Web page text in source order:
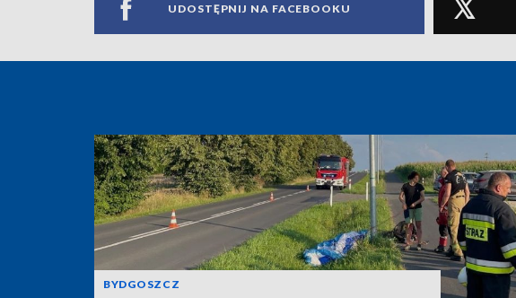
UDOSTĘPNIJ NA FACEBOOKU
BYDGOSZCZ